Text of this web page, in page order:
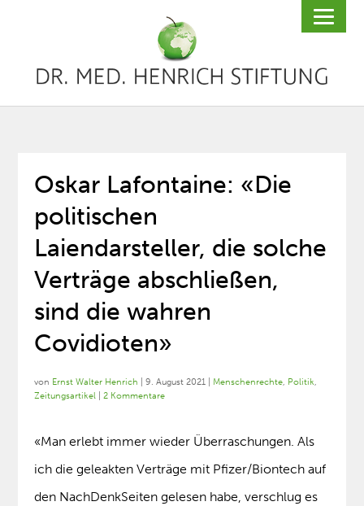
Oskar Lafontaine: «Die
politischen
Laiendarsteller, die solche
Verträge abschließen,
sind die wahren
Covidioten»
von Ernst Walter Henrich |9. August 2021 Menschenrechte, Politik,
Zeitungsartikel |2 Kommentare
«Man erlebt immer wieder Überraschungen. Als
ich die geleakten Verträge mit Pfizer/Biontech auf
den NachDenkSeiten gelesen habe, verschlug es